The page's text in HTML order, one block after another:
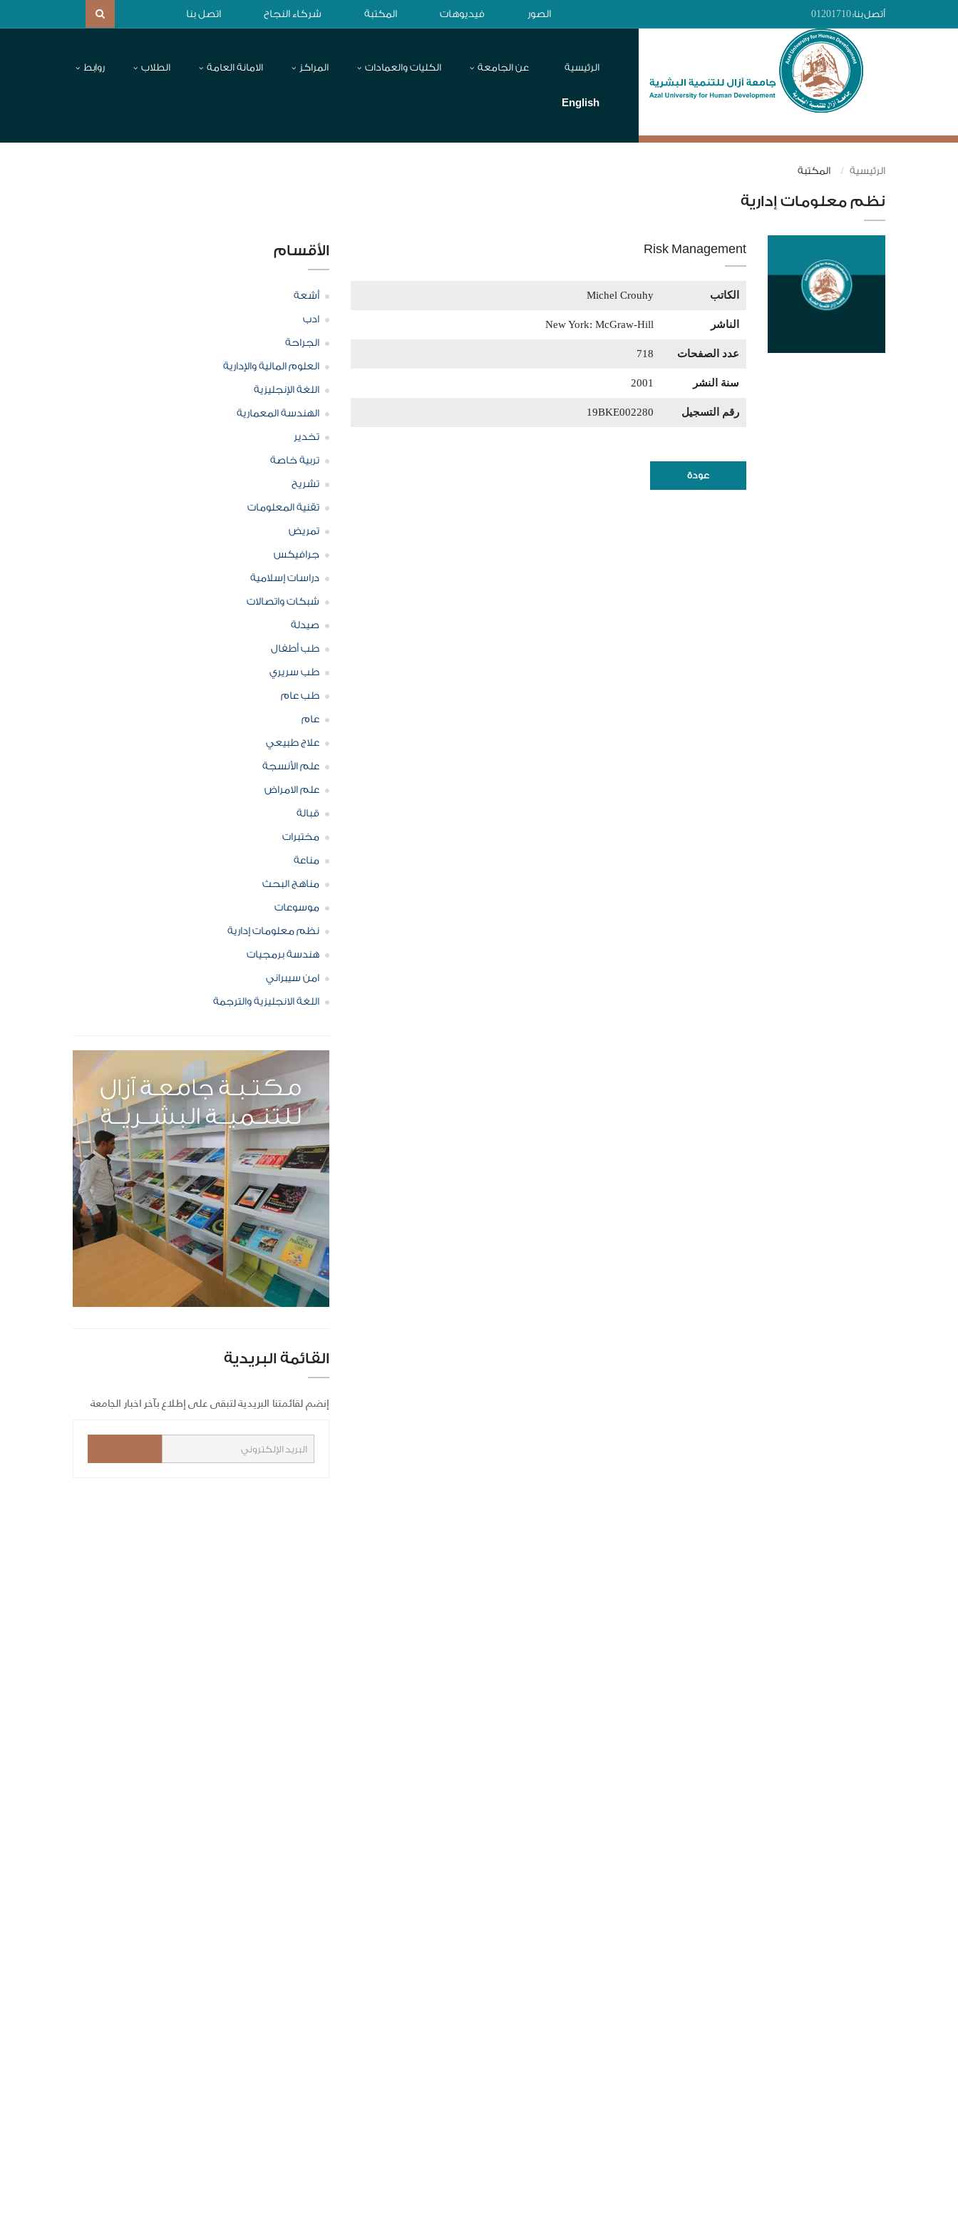
أتصل بنا:01201710 الصور فيديوهات المكتبة شركاء النجاح اتصل بنا
الرئيسية عن الجامعة الكليات والعمادات المراكز الامانة العامة الطلاب روابط
English
الرئيسية المكتبة
نظم معلومات إدارية
Risk Management
الكاتب Michel Crouhy
الناشر New York: McGraw-Hill
عدد الصفحات 718
سنة النشر 2001
رقم التسجيل 19BKE002280
عودة
الأقسام
أشعة
ادب
الجراحة
العلوم المالية والإدارية
اللغة الإنجليزية
الهندسة المعمارية
تخدير
تربية خاصة
تشريح
تقنية المعلومات
تمريض
جرافيكس
دراسات إسلامية
شبكات واتصالات
صيدلة
طب أطفال
طب سريري
طب عام
عام
علاج طبيعي
علم الأنسجة
علم الامراض
قبالة
مختبرات
مناعة
مناهج البحث
موسوعات
نظم معلومات إدارية
هندسة برمجيات
امن سيبراني
اللغة الانجليزية والترجمة
القائمة البريدية
إنضم لقائمتنا البريدية لتبقى على إطلاع بآخر اخبار الجامعة